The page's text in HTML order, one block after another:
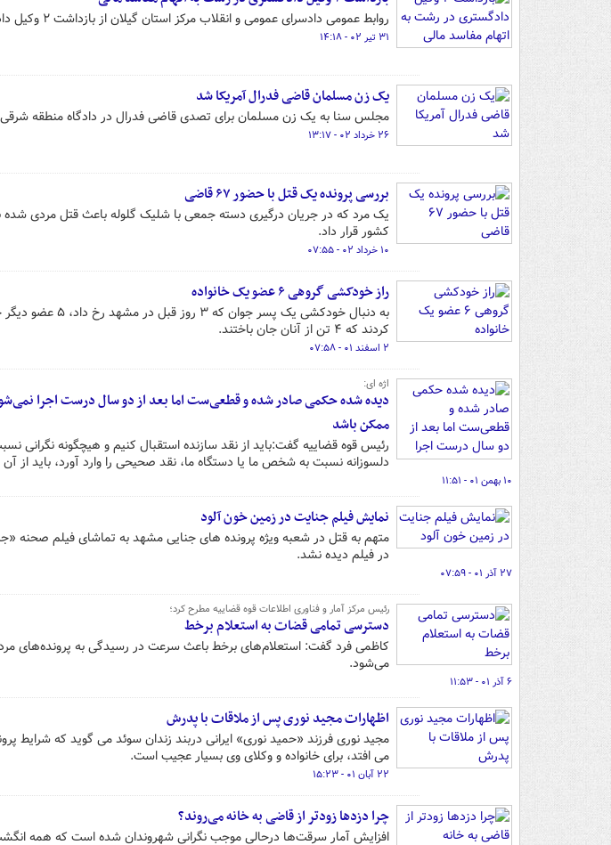
روابط عمومی دادسرای عمومی و انقلاب مرکز استان گیلان از بازداشت ۲ وکیل دادگستری در رشت به اتهام مفاسد مالی خبر داد.
۳۱ تیر ۰۲ - ۱۴:۱۸
یک زن مسلمان قاضی فدرال آمریکا شد
مجلس سنا به یک زن مسلمان برای تصدی قاضی فدرال در دادگاه منطقه شرقی
۲۶ خرداد ۰۲ - ۱۳:۱۷
بررسی پرونده یک قتل با حضور ۶۷ قاضی
یک مرد که در جریان درگیری دسته جمعی با شلیک گلوله باعث قتل مردی شده
کشور قرار داد.
۱۰ خرداد ۰۲ - ۰۷:۵۵
راز خودکشی گروهی ۶ عضو یک خانواده
به دنبال خودکشی یک
کردند که ۴ تن از آنان جان باختند.
۲ اسفند ۰۱ - ۰۷:۵۸
اژه ای:
دیده شده حکمی صادر شده و قطعی‌ست اما بعد از دو سال درست اجرا
ممکن باشد
رئیس قوه قضاییه گفت:باید از نقد سازنده استقبال کنیم و هیچگونه نگرانی
دلسوزانه نسبت به شخص ما یا دستگاه ما، نقد صحیحی را وارد آورد، باید از
۱۰ بهمن ۰۱ - ۱۱:۵۱
نمایش فیلم جنایت در زمین خون آلود
متهم به قتل در شعبه ویژه پرونده های جنایی مشهد به تماشای فیلم صحنه
در فیلم دیده نشد.
۲۷ آذر ۰۱ - ۰۷:۵۹
رئیس مرکز آمار و فناوری اطلاعات قوه قضاییه مطرح کرد؛
کاظمی فرد گفت: استعلام‌های برخط باعث سرعت در رسیدگی به پرونده‌های
می‌شود.
۶ آذر ۰۱ - ۱۱:۵۳
اظهارات مجید نوری پس از ملاقات با پدرش
مجید نوری فرزند «حمید نوری» ایرانی دربند زندان سوئد می گوید که شرایط
می افتد، برای خانواده و وکلای وی بسیار عجیب است.
۲۲ آبان ۰۱ - ۱۵:۲۳
چرا دزدها زودتر از قاضی به خانه می‌روند؟
افزایش آمار سرقت‌ها درحالی موجب نگرانی شهروندان شده است که همه